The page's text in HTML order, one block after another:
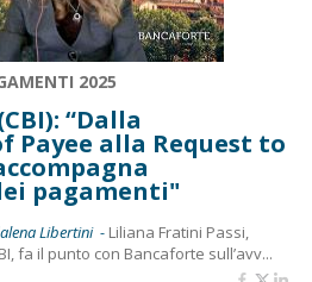
2025
“Dalla
Payee alla Request to
pagamenti"
Libertini - Liliana Fratini Passi,
fa il punto con Bancaforte sull’avv...